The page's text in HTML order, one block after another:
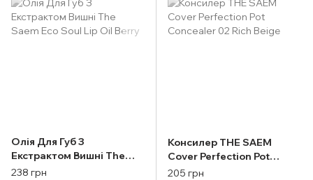
Олія Для Губ З
Екстрактом Вишні The
Saem Eco Soul Lip Oil
238 грн
Консилер THE SAEM
Cover Perfection Pot
Concealer 02 Rich Beige
205 грн